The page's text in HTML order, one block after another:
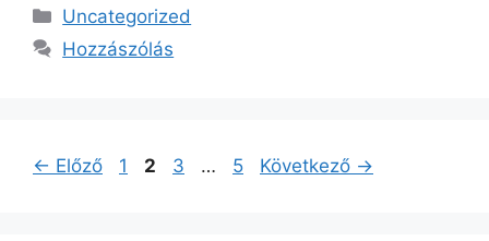
Kategória
Uncategorized
Hozzászólás
← Előző Oldal
1 Oldal
2 Oldal
3 … Oldal
5 Következő →